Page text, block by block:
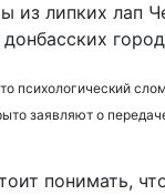
липких лап
психологический
заявляют о
понимать,